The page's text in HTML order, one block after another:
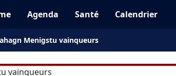
Agenda Santé Calendrier
Menigstu vainqueurs